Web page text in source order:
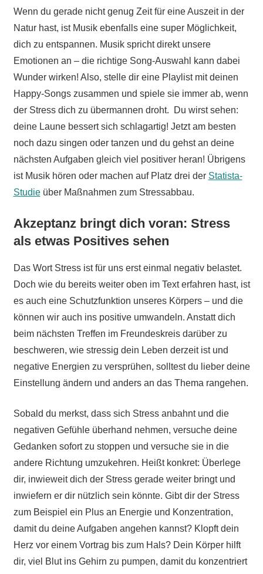
Wenn du gerade nicht genug Zeit für eine Auszeit in der
Natur hast, ist Musik ebenfalls eine super Möglichkeit,
dich zu entspannen. Musik spricht direkt unsere
Emotionen an – die richtige Song-Auswahl kann dabei
Wunder wirken! Also, stelle dir eine Playlist mit deinen
Happy-Songs zusammen und spiele sie immer ab, wenn
der Stress dich zu übermannen droht. Du wirst sehen:
deine Laune bessert sich schlagartig! Jetzt am besten
noch dazu singen oder tanzen und du gehst an deine
nächsten Aufgaben gleich viel positiver heran! Übrigens
ist Musik hören oder machen auf Platz drei der Statista-
Studieüber Maßnahmen zum Stressabbau.
Akzeptanz bringt dich voran: Stress
als etwas Positives sehen
Das Wort Stress ist für uns erst einmal negativ belastet.
Doch wie du bereits weiter oben im Text erfahren hast, ist
es auch eine Schutzfunktion unseres Körpers – und die
können wir auch ins positive umwandeln. Anstatt dich
beim nächsten Treffen im Freundeskreis darüber zu
beschweren, wie stressig dein Leben derzeit ist und
negative Energien zu versprühen, solltest du lieber deine
Einstellung ändern und anders an das Thema rangehen.
Sobald du merkst, dass sich Stress anbahnt und die
negativen Gefühle überhand nehmen, versuche deine
Gedanken sofort zu stoppen und versuche sie in die
andere Richtung umzukehren. Heißt konkret: Überlege
dir, inwieweit dich der Stress gerade weiter bringt und
inwiefern er dir nützlich sein könnte. Gibt dir der Stress
zum Beispiel ein Plus an Energie und Konzentration,
damit du deine Aufgaben angehen kannst? Klopft dein
Herz vor einem Vortrag bis zum Hals? Dein Körper hilft
dir, viel Blut ins Gehirn zu pumpen, damit du konzentriert